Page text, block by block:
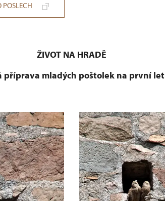
POSLECH
ŽIVOT NA HRADĚ
příprava mladých poštolek na první let